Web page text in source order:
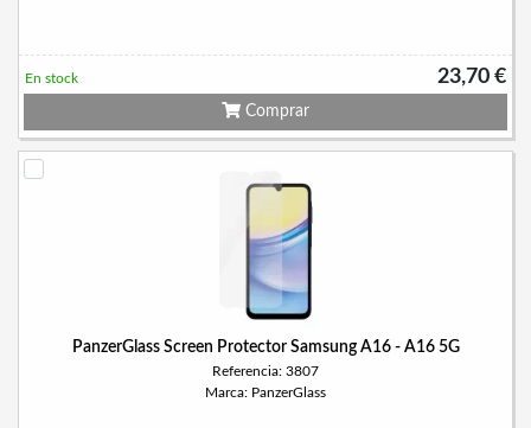
23,70 €
En stock
Comprar
PanzerGlass Screen Protector Samsung A16 - A16 5G
Referencia: 3807
Marca: PanzerGlass